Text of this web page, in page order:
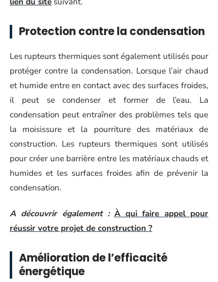
Protection contre la condensation
Les rupteurs thermiques sont également utilisés pour
protéger contre la condensation. Lorsque l’air chaud
et humide entre en contact avec des surfaces froides,
il peut se condenser et former de l’eau. La
condensation peut entraîner des problèmes tels que
la moisissure et la pourriture des matériaux de
construction. Les rupteurs thermiques sont utilisés
pour créer une barrière entre les matériaux chauds et
humides et les surfaces froides afin de prévenir la
condensation.
A découvrir également : À qui faire appel pour
réussir votre projet de construction ?
Amélioration de l’efficacité
énergétique